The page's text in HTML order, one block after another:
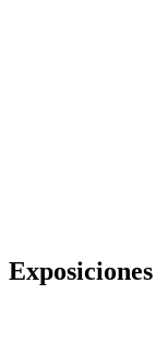
Exposiciones